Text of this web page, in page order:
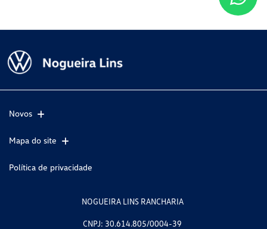
Novos
Mapa do site
Política de privacidade
NOGUEIRA LINS RANCHARIA
CNPJ: 30.614.805/0004-39